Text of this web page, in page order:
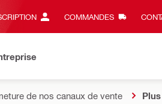
COMMANDES
de nos canaux de vente